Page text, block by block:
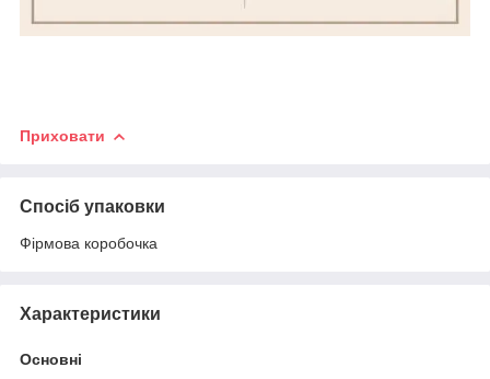
Приховати
Спосіб упаковки
Фірмова коробочка
Характеристики
Основні